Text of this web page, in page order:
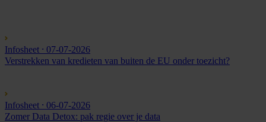
Infosheet ⸱ 07-07-2026
Verstrekken van kredieten van buiten de EU onder toezicht?
Infosheet ⸱ 06-07-2026
Zomer Data Detox: pak regie over je data